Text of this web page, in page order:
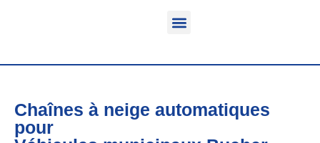
Chaînes à neige automatiques
pour